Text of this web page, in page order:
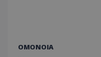
ΟΜΟΝΟΙΑ